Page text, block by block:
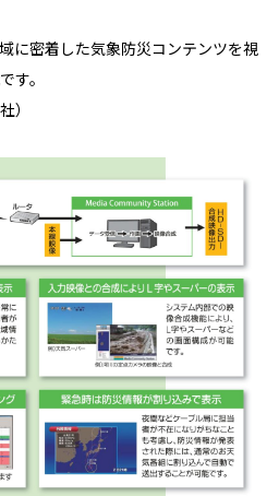
に密着した気象防災コンテンツを視
す。
）